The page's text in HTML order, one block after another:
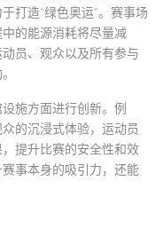
打造“绿色奥运”。赛事场
的能源消耗将尽量减
员、观众以及所有参与
施方面进行创新。例
的沉浸式体验，运动员
提升比赛的安全性和效
事本身的吸引力，还能